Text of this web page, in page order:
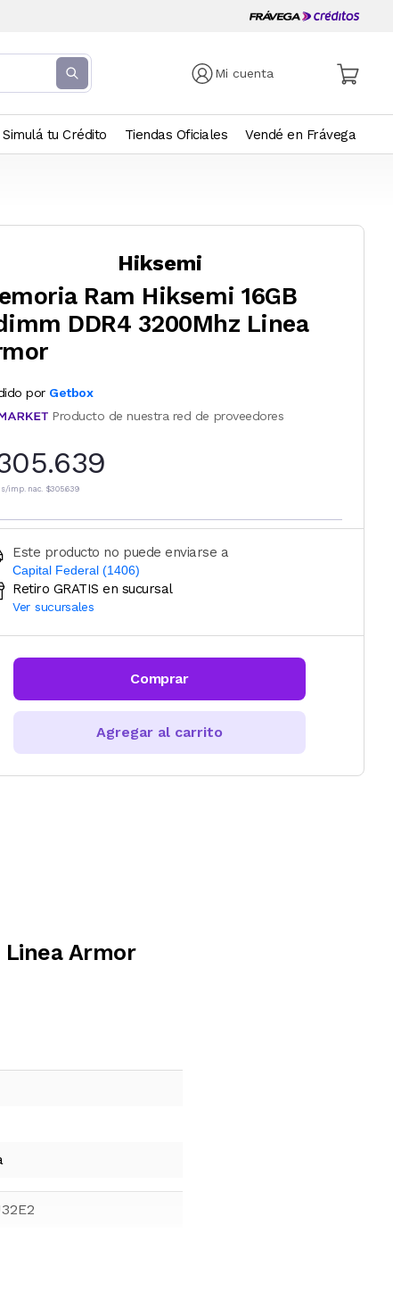
Mi cuenta
Simulá tu Crédito Tiendas Oficiales Vendé en Frávega
Hiksemi
Ram Hiksemi 16GB
DDR4 3200Mhz Linea
por Getbox
Producto de nuestra red de proveedores
s/imp. nac. $305.639
Este producto no puede enviarse a
Capital Federal (1406)
Ingresá código postal (sólo números)
Retiro GRATIS en sucursal
Ver sucursales
Comprar
Agregar al carrito
Linea Armor